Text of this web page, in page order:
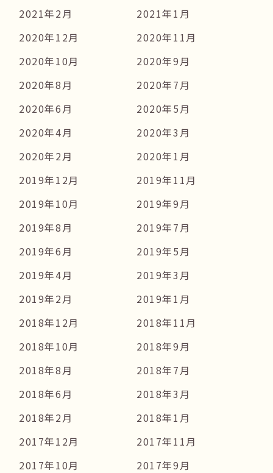
2021年2月
2021年1月
2020年12月
2020年11月
2020年10月
2020年9月
2020年8月
2020年7月
2020年6月
2020年5月
2020年4月
2020年3月
2020年2月
2020年1月
2019年12月
2019年11月
2019年10月
2019年9月
2019年8月
2019年7月
2019年6月
2019年5月
2019年4月
2019年3月
2019年2月
2019年1月
2018年12月
2018年11月
2018年10月
2018年9月
2018年8月
2018年7月
2018年6月
2018年3月
2018年2月
2018年1月
2017年12月
2017年11月
2017年10月
2017年9月